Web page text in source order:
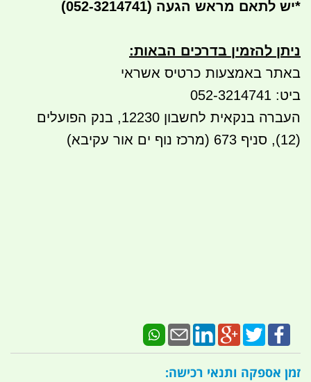
*יש לתאם מראש הגעה (052-3214741)
ניתן להזמין בדרכים הבאות:
באתר באמצעות כרטיס אשראי
ביט: 052-3214741
העברה בנקאית לחשבון 12230, בנק הפועלים
(12), סניף 673 (מרכז נוף ים אור עקיבא)
זמן אספקה ותנאי רכישה: